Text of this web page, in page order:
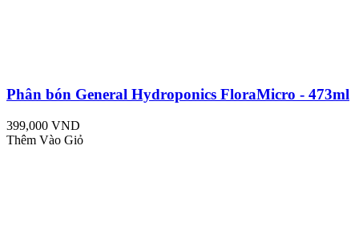
Phân bón General Hydroponics FloraMicro - 473ml
399,000 VND
Thêm Vào Giỏ